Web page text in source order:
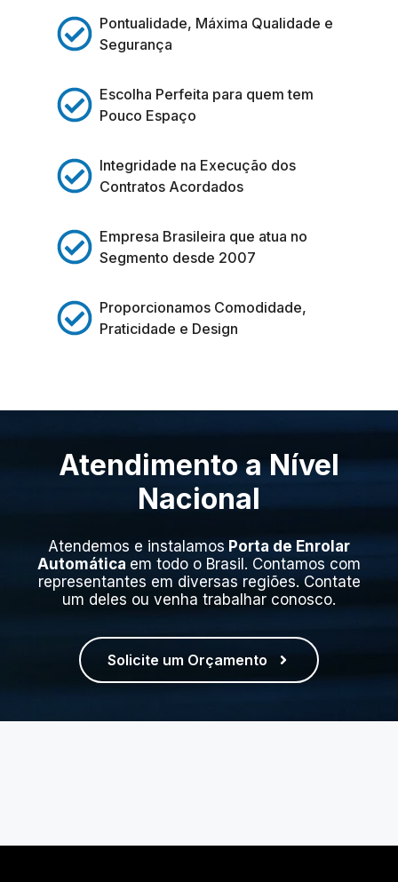
Pontualidade, Máxima Qualidade e
Segurança
Escolha Perfeita para quem tem
Pouco Espaço
Integridade na Execução dos
Contratos Acordados
Empresa Brasileira que atua no
Segmento desde 2007
Proporcionamos Comodidade,
Praticidade e Design
Atendimento a Nível
Nacional
Atendemos e instalamos Porta de Enrolar
Automática em todo o Brasil. Contamos com
representantes em diversas regiões. Contate
um deles ou venha trabalhar conosco.
Solicite um Orçamento